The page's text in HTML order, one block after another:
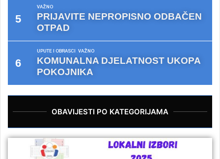
VAŽNO
PRIJAVITE NEPROPISNO ODBAČEN
OTPAD
UPUTE I OBRASCI VAŽNO
KOMUNALNA DJELATNOST UKOPA
POKOJNIKA
OBAVIJESTI PO KATEGORIJAMA